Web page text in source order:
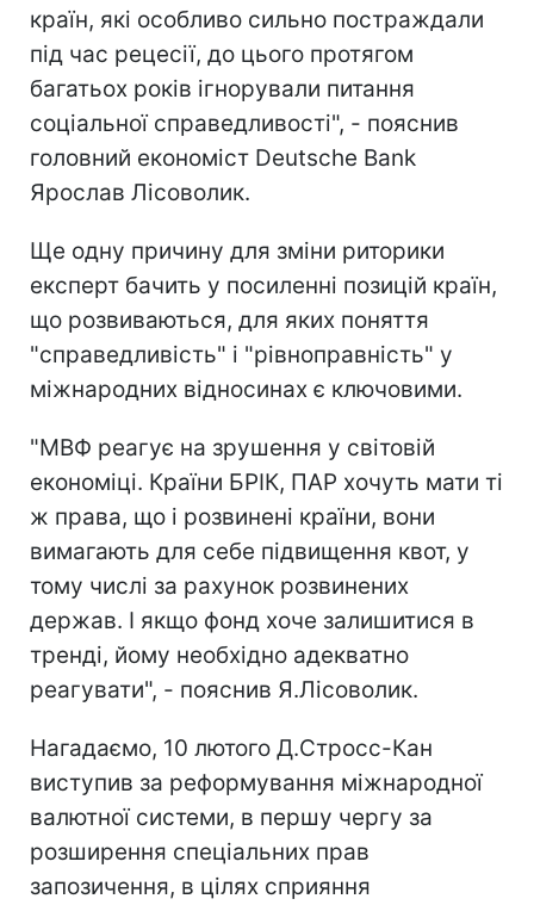
країн, які особливо сильно постраждали
під час рецесії, до цього протягом
багатьох років ігнорували питання
соціальної справедливості", - пояснив
головний економіст Deutsche Bank
Ярослав Лісоволик.
Ще одну причину для зміни риторики
експерт бачить у посиленні позицій країн,
що розвиваються, для яких поняття
"справедливість" і "рівноправність" у
міжнародних відносинах є ключовими.
"МВФ реагує на зрушення у світовій
економіці. Країни БРІК, ПАР хочуть мати ті
ж права, що і розвинені країни, вони
вимагають для себе підвищення квот, у
тому числі за рахунок розвинених
держав. І якщо фонд хоче залишитися в
тренді, йому необхідно адекватно
реагувати", - пояснив Я.Лісоволик.
Нагадаємо, 10 лютого Д.Стросс-Кан
виступив за реформування міжнародної
валютної системи, в першу чергу за
розширення спеціальних прав
запозичення, в цілях сприяння